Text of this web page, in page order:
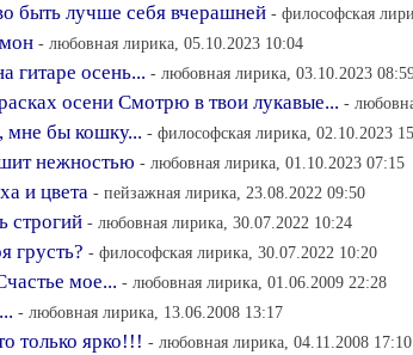
быть лучше себя вчерашней - философская
- любовная лирика, 05.10.2023 10:04
гитаре осень... - любовная лирика, 03.10.2023
осени Смотрю в твои лукавые... -
бы кошку... - философская лирика, 02.10.2023
нежностью - любовная лирика, 01.10.2023 07:15
и цвета - пейзажная лирика, 23.08.2022 09:50
строгий - любовная лирика, 30.07.2022 10:24
грусть? - философская лирика, 30.07.2022 10:20
мое... - любовная лирика, 01.06.2009 22:28
- любовная лирика, 13.06.2008 13:17
только ярко!!! - любовная лирика, 04.11.2008 17:10